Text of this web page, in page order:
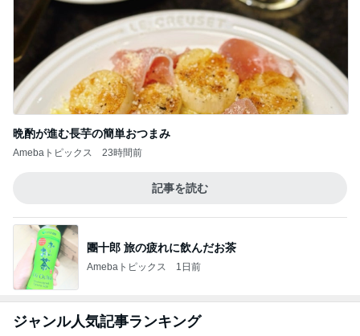
アグネス 孫と温水プール遊び
Amebaトピックス 10時間前
香港のKFCで冷静さを失った夫の行動
Amebaトピックス 1日前
Amebaトピックス 14時間前
日常生活で起きたまさかの出来事
Amebaトピックス 1日前